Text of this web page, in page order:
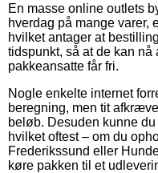
En masse online outlets
hverdag på mange varer,
hvilket antager at
tidspunkt, så at de kan nå
pakkeansatte får fri.
Nogle enkelte internet
beregning, men tit
beløb. Desuden kunne
hvilket oftest – om du
Frederikssund eller
køre pakken til et